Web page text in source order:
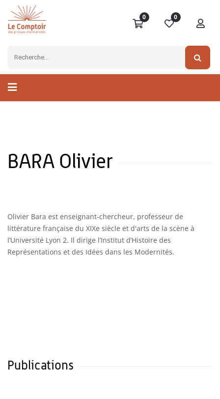
0 0
BARA Olivier
Olivier Bara est enseignant-chercheur, professeur de
littérature française du XIXe siècle et d'arts de la scène à
l’Université Lyon 2. Il dirige l’Institut d’Histoire des
Représentations et des Idées dans les Modernités.
Publications